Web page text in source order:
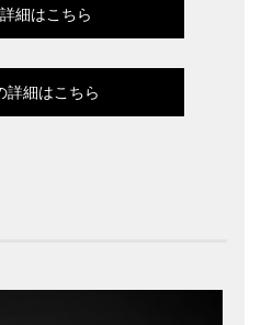
細はこちら
詳細はこちら